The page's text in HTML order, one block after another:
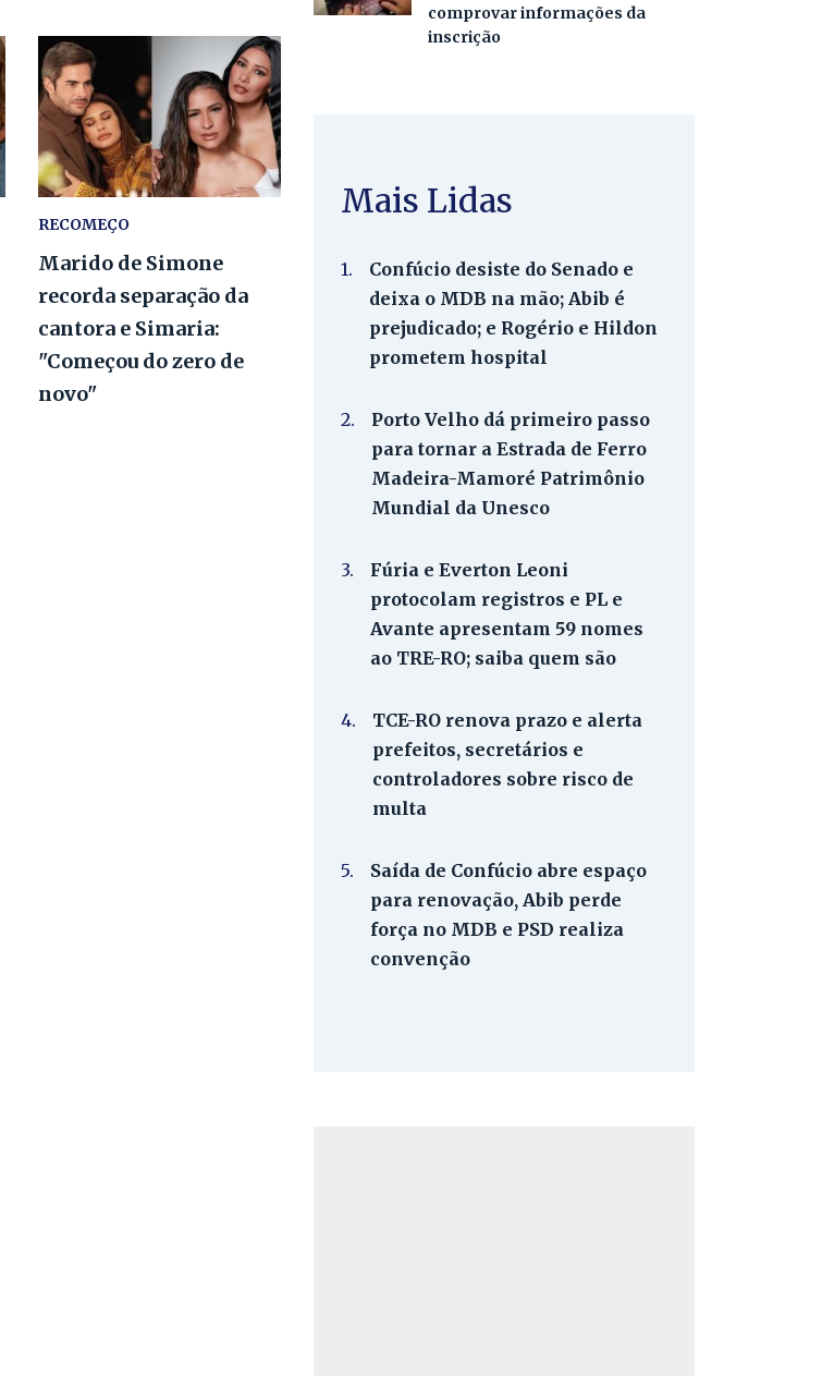
RECOMEÇO
Marido de Simone
recorda separação da
cantora e Simaria:
"Começou do zero de
novo"
comprovar informações da
inscrição
Mais Lidas
1.
Confúcio desiste do Senado e
deixa o MDB na mão; Abib é
prejudicado; e Rogério e Hildon
prometem hospital
2.
Porto Velho dá primeiro passo
para tornar a Estrada de Ferro
Madeira-Mamoré Patrimônio
Mundial da Unesco
3.
Fúria e Everton Leoni
protocolam registros e PL e
Avante apresentam 59 nomes
ao TRE-RO; saiba quem são
4.
TCE-RO renova prazo e alerta
prefeitos, secretários e
controladores sobre risco de
multa
5.
Saída de Confúcio abre espaço
para renovação, Abib perde
força no MDB e PSD realiza
convenção